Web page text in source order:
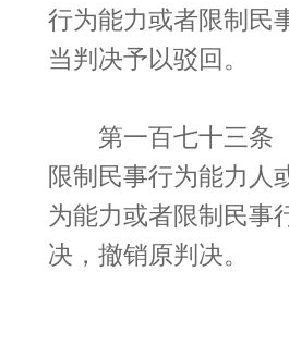
行为能力或者限制民
当判决予以驳回。
第一百七十三条
限制民事行为能力人
为能力或者限制民事
决，撤销原判决。